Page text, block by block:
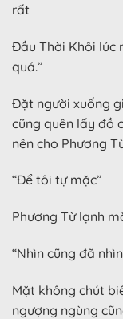
rất
Đầu Thời Khôi lúc
quá.”
Đặt người xuống
cũng quên lấy đồ
nên cho Phương
“Để tôi tự mặc”
Phương Từ lạnh
“Nhìn cũng đã
Mặt không chút
ngượng ngùng